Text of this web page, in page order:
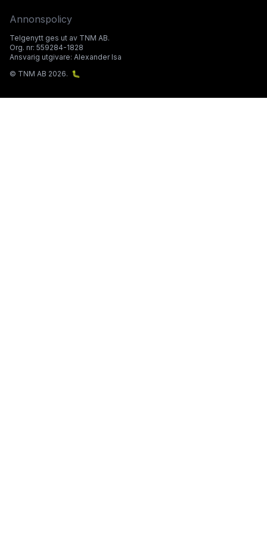
Annonspolicy
Telgenytt ges ut av TNM AB.
Org. nr: 559284-1828
Ansvarig utgivare: Alexander Isa
© TNM AB 2026. 🐛